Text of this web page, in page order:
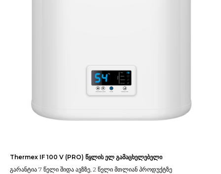
Thermex IF 100 V (PRO) წყლის ელ გამაცხელებელი
გარანტია 7 წელი შიდა ავზზე, 2 წელი მთლიან პროდუქტზე